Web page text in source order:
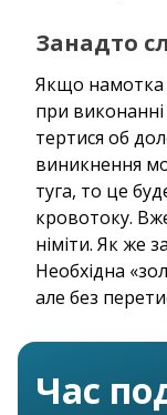
Занадто
Якщо намотка
при
тертися об
виникнення
туга, то це
кровотоку.
німіти. Як же
Необхідна
але без
Час